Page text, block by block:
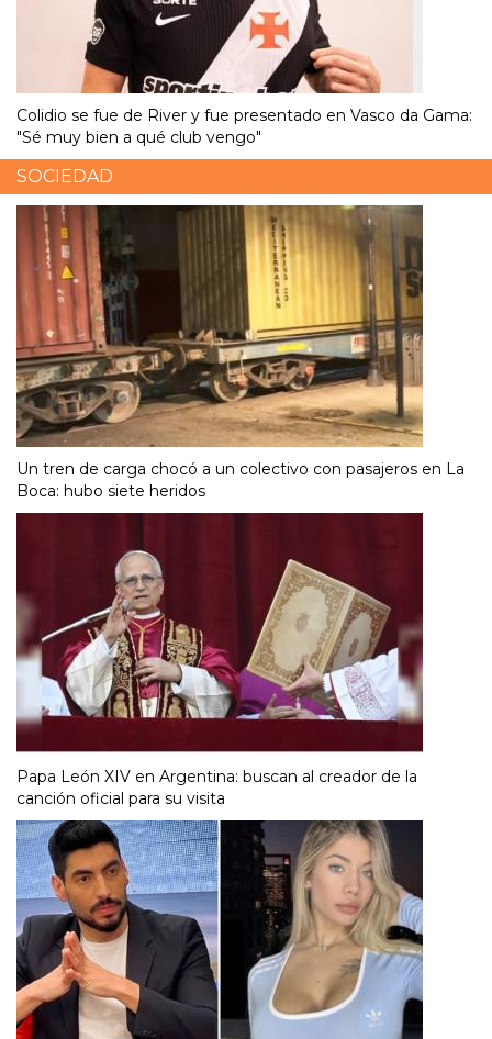
Colidio se fue de River y fue presentado en Vasco da Gama:
"Sé muy bien a qué club vengo"
SOCIEDAD
Un tren de carga chocó a un colectivo con pasajeros en La
Boca: hubo siete heridos
Papa León XIV en Argentina: buscan al creador de la
canción oficial para su visita